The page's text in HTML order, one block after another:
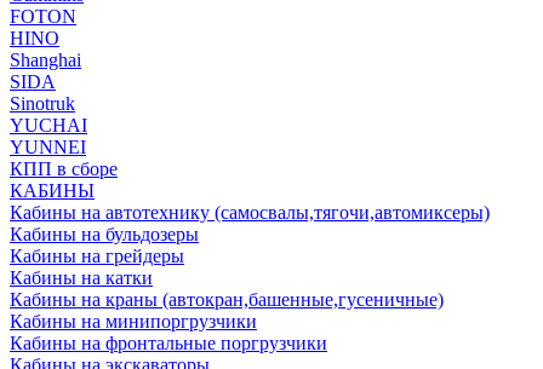
FOTON
HINO
Shanghai
SIDA
Sinotruk
YUCHAI
YUNNEI
КПП в сборе
КАБИНЫ
Кабины на автотехнику (самосвалы,тягочи,автомиксеры)
Кабины на бульдозеры
Кабины на грейдеры
Кабины на катки
Кабины на краны (автокран,башенные,гусеничные)
Кабины на минипоргрузчики
Кабины на фронтальные поргрузчики
Кабины на экскаваторы